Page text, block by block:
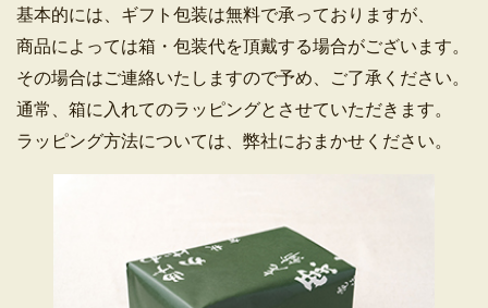
基本的には、ギフト包装は無料で承っておりますが、
商品によっては箱・包装代を頂戴する場合がございます。
その場合はご連絡いたしますので予め、ご了承ください。
通常、箱に入れてのラッピングとさせていただきます。
ラッピング方法については、弊社におまかせください。